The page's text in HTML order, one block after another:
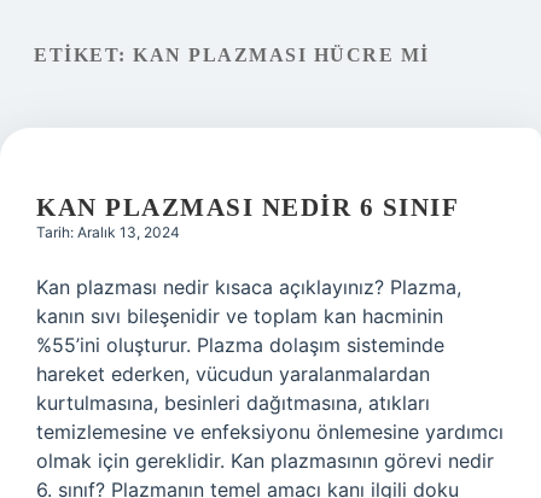
ETIKET: KAN PLAZMASI HÜCRE MI
KAN PLAZMASI NEDIR 6 SINIF
Tarih: Aralık 13, 2024
Kan plazması nedir kısaca açıklayınız? Plazma,
kanın sıvı bileşenidir ve toplam kan hacminin
%55’ini oluşturur. Plazma dolaşım sisteminde
hareket ederken, vücudun yaralanmalardan
kurtulmasına, besinleri dağıtmasına, atıkları
temizlemesine ve enfeksiyonu önlemesine yardımcı
olmak için gereklidir. Kan plazmasının görevi nedir
6. sınıf? Plazmanın temel amacı kanı ilgili doku